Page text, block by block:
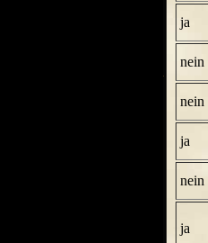
ja
nein
nein
ja
nein
ja